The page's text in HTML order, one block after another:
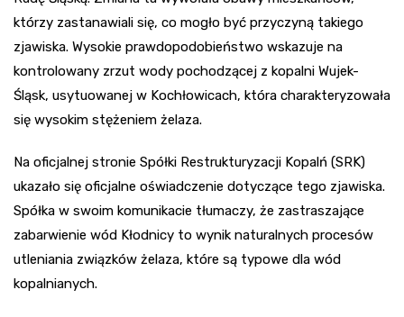
którzy zastanawiali się, co mogło być przyczyną takiego
zjawiska. Wysokie prawdopodobieństwo wskazuje na
kontrolowany zrzut wody pochodzącej z kopalni Wujek-
Śląsk, usytuowanej w Kochłowicach, która charakteryzowała
się wysokim stężeniem żelaza.
Na oficjalnej stronie Spółki Restrukturyzacji Kopalń (SRK)
ukazało się oficjalne oświadczenie dotyczące tego zjawiska.
Spółka w swoim komunikacie tłumaczy, że zastraszające
zabarwienie wód Kłodnicy to wynik naturalnych procesów
utleniania związków żelaza, które są typowe dla wód
kopalnianych.